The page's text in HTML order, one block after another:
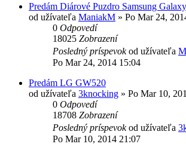
Predám Diárové Puzdro Samsung
od užívateľa ManiakM » Po Mar 24,
0 Odpovedí
18025 Zobrazení
Posledný príspevokod užívateľa
Po Mar 24, 2014 15:04
Predám LG GW520
od užívateľa 3knocking » Po Mar 10,
0 Odpovedí
18708 Zobrazení
Posledný príspevokod užívateľa
Po Mar 10, 2014 21:07